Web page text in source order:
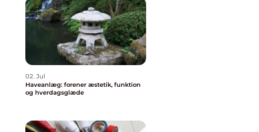
02. Jul
Haveanlæg: forener æstetik, funktion
og hverdagsglæde